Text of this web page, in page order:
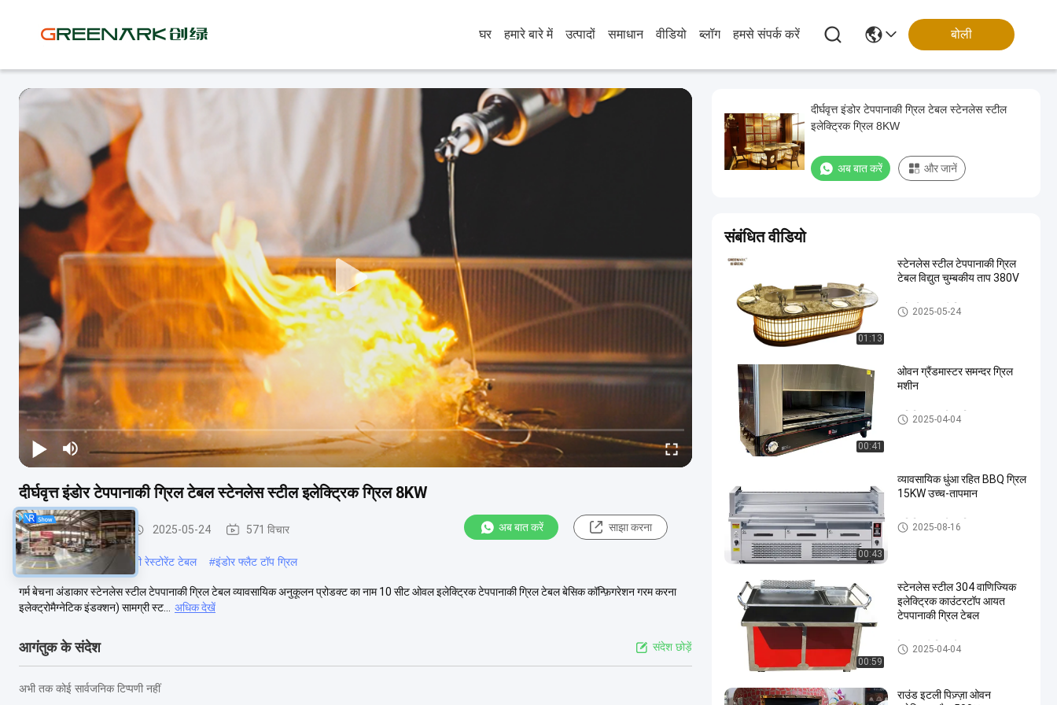
घर हमारे बारे में उत्पादों समाधान वीडियो ब्लॉग हमसे संपर्क करें बोली
दीर्घवृत्त इंडोर टेपपानाकी ग्रिल टेबल स्टेनलेस स्टील इलेक्ट्रिक ग्रिल 8KW
इंडोर टेपपानाकी ग्रिल 2025-05-24 571 विचार अब बात करें साझा करना
#इंडोर हिबाची ग्रिल जापानी रेस्टोरेंट टेबल #इंडोर फ्लैट टॉप ग्रिल
गर्म बेचना अंडाकार स्टेनलेस स्टील टेपपानाकी ग्रिल टेबल व्यावसायिक अनुकूलन प्रोडक्ट का नाम 10 सीट ओवल इलेक्ट्रिक टेपपानाकी ग्रिल टेबल बेसिक कॉन्फ़िगरेशन गरम करना
इलेक्ट्रोमैग्नेटिक इंडक्शन) सामग्री स्ट...
अधिक देखें
आगंतुक के संदेश संदेश छोड़ें
अभी तक कोई सार्वजनिक टिप्पणी नहीं
दीर्घवृत्त इंडोर टेपपानाकी ग्रिल टेबल स्टेनलेस स्टील
इलेक्ट्रिक ग्रिल 8KW
अब बात करें और जानें
संबंधित वीडियो
01:13
स्टेनलेस स्टील टेपपानाकी ग्रिल
टेबल विद्युत चुम्बकीय ताप 380V
इंडोर टेपपानाकी ग्रिल
2025-05-24
00:41
ओवन ग्रैंडमास्टर समन्दर ग्रिल
मशीन
वाणिज्यिक बारबेक्यू ग्रिल
2025-04-04
00:43
व्यावसायिक धुंआ रहित BBQ ग्रिल
15KW उच्च-तापमान
वाणिज्यिक बारबेक्यू ग्रिल
2025-08-16
00:59
स्टेनलेस स्टील 304 वाणिज्यिक
इलेक्ट्रिक काउंटरटॉप आयत
टेपपानाकी ग्रिल टेबल
टेपपानाकी ग्रिल टेबल
2025-04-04
राउंड इटली पिज़्ज़ा ओवन